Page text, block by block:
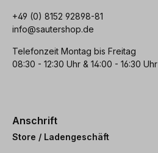
+49 (0) 8152 92898-81
info@sautershop.de
Telefonzeit Montag bis Freitag
08:30 - 12:30 Uhr & 14:00 - 16:30 Uhr
Anschrift
Store / Ladengeschäft